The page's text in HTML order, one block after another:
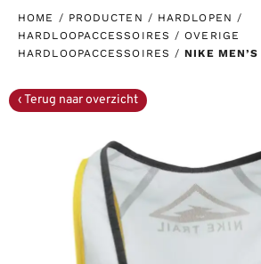
HOME / PRODUCTEN / HARDLOPEN /
HARDLOOPACCESSOIRES /OVERIGE
HARDLOOPACCESSOIRES /NIKE MEN’S